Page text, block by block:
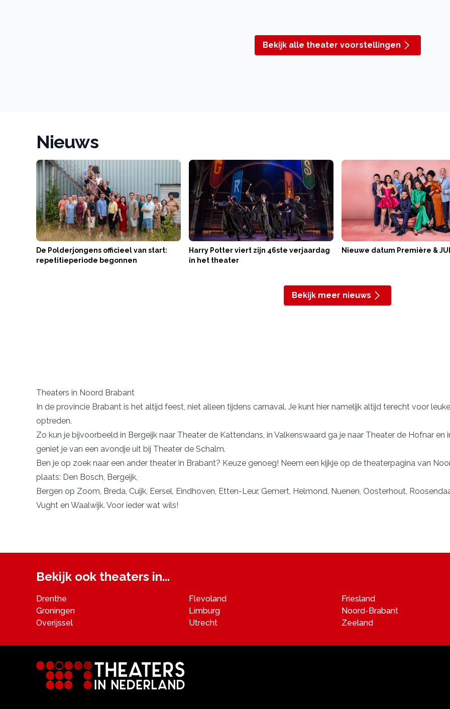
Bekijk alle theater voorstellingen
Nieuws
De Polderjongens officieel van start:
repetitieperiode begonnen
Harry Potter viert zijn 46ste verjaardag
in het theater
Nieuwe datum Première &
Bekijk meer nieuws
Theaters in Noord Brabant
In de provincie Brabant is het altijd feest, niet alleen tijdens carnaval. Je kunt hier namelijk altijd terecht voor
optreden.
Zo kun je bijvoorbeeld in Bergeijk naar Theater de Kattendans, in Valkenswaard ga je naar Theater de Hofnar en
geniet je van een avondje uit bij Theater de Schalm.
Ben je op zoek naar een ander theater in Brabant? Keuze genoeg! Neem een kijkje op de theaterpagina van
plaats: Den Bosch, Bergeijk,
Bergen op Zoom, Breda, Cuijk, Eersel, Eindhoven, Etten-Leur, Gemert, Helmond, Nuenen, Oosterhout,
Vught en Waalwijk. Voor ieder wat wils!
Bekijk ook theaters in...
Drenthe Flevoland
Friesland
Groningen
Limburg
Noord-Brabant
Overijssel
Utrecht Zeeland